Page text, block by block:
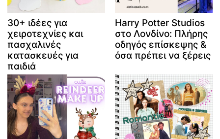
30+ ιδέες για
χειροτεχνίες και
πασχαλινές
κατασκευές για
παιδιά
Harry Potter Studios
στο Λονδίνο: Πλήρης
οδηγός επίσκεψης &
όσα πρέπει να ξέρεις